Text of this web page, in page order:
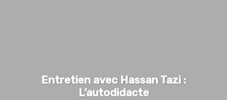
Entretien avec Hassan Tazi :
L’autodidacte